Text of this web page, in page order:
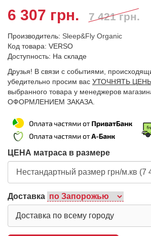
6 307 грн.
7 421 грн.
Производитель: Sleep&Fly Organic
Код товара: VERSO
Доступность: На складе
Друзья! В связи с событиями,
убедительно просим вас УТОЧНЯТЬ
выбранного товара у менеджеров
ОФОРМЛЕНИЕМ ЗАКАЗА.
ЦЕНА матраса в размере
Доставка
Доставка по всему городу